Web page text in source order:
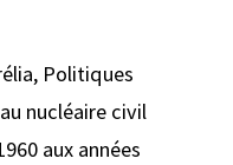
Politiques
nucléaire civil
aux années